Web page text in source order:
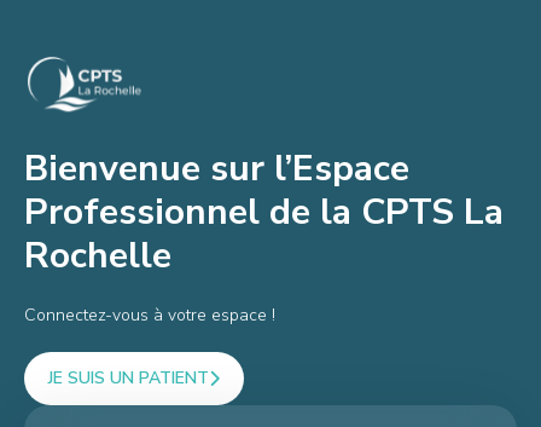
Bienvenue sur l’Espace
Professionnel de la CPTS La
Rochelle
Connectez-vous à votre espace !
JE SUIS UN PATIENT